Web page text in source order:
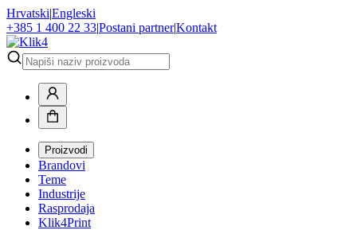
Hrvatski|Engleski
+385 1 400 22 33|Postani partner|Kontakt
Proizvodi
Brandovi
Teme
Industrije
Rasprodaja
Klik4Print